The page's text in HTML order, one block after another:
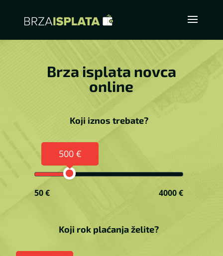
Brza isplata novca
online
Koji iznos trebate?
500 €
50 € 4000 €
Koji rok plaćanja želite?